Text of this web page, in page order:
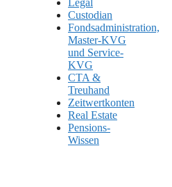
Custodian
Fondsadministration,
Master-KVG
und Service-
KVG
CTA &
Treuhand
Zeitwertkonten
Real Estate
Pensions-
Wissen